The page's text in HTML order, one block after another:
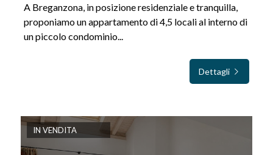
A Breganzona, in posizione residenziale e tranquilla,
proponiamo un appartamento di 4,5 locali al interno di
un piccolo condominio...
Dettagli
IN VENDITA